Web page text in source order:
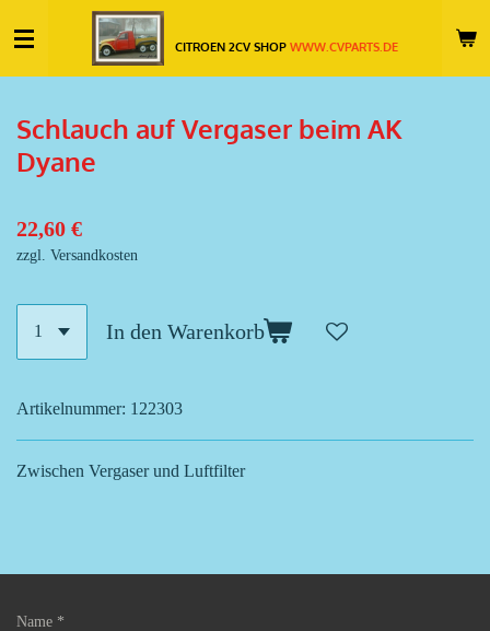
Hauptinhalt
springen
CITROEN 2CV SHOPWWW.CVPARTS.DE
Schlauch auf Vergaser beim AK
Dyane
22,60 €
zzgl. Versandkosten
In den Warenkorb
Artikelnummer: 122303
Zwischen Vergaser und Luftfilter
Name *